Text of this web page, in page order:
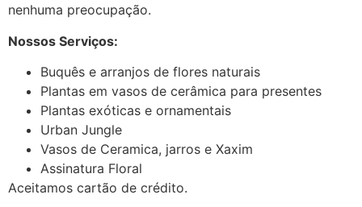
nenhuma preocupação.
Nossos Serviços:
Buquês e arranjos de flores naturais
Plantas em vasos de cerâmica para presentes
Plantas exóticas e ornamentais
Urban Jungle
Vasos de Ceramica, jarros e Xaxim
Assinatura Floral
Aceitamos cartão de crédito.